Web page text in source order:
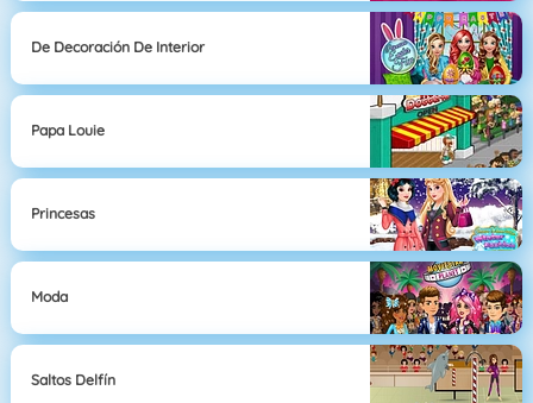
De Decoración De Interior
Papa Louie
Princesas
Moda
Saltos Delfín